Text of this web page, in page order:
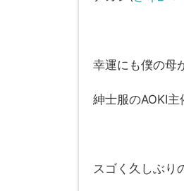
幸運にも僕の母
紳士服のAOKI
スゴく久しぶり